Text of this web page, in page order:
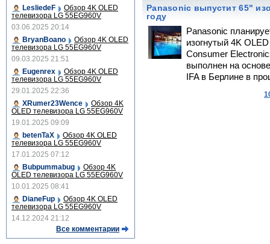
Panasonic выпустит 65"
году
Panasonic
изогнутый 4K
Consumer
выполнен на
IFA в Берлине в
LesliedeF
Обзор 4K OLED
телевизора LG 55EG960V
03.06.2025 20:14
BryanBoano
Обзор 4K OLED
телевизора LG 55EG960V
09.03.2025 21:51
Eugenrex
Обзор 4K OLED
телевизора LG 55EG960V
29.01.2025 22:36
XRumer23Wence
Обзор 4K
OLED телевизора LG 55EG960V
19.01.2025 09:09
betenTaX
Обзор 4K OLED
телевизора LG 55EG960V
17.01.2025 07:12
Bubpummabug
Обзор 4K
OLED телевизора LG 55EG960V
10.01.2025 08:41
DianeFup
Обзор 4K OLED
телевизора LG 55EG960V
14.12.2024 21:12
Все комментарии